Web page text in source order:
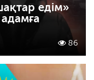
едім»
86